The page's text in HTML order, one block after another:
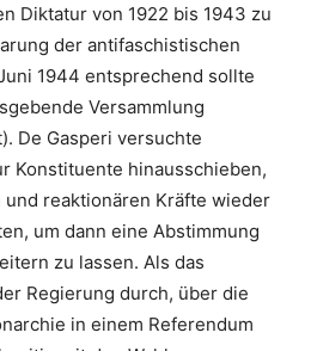
Diktatur von 1922 bis 1943 zu
der antifaschistischen
1944 entsprechend sollte
Versammlung
De Gasperi versuchte
Konstituente hinausschieben,
reaktionären Kräfte wieder
um dann eine Abstimmung
zu lassen. Als das
Regierung durch, über die
in einem Referendum